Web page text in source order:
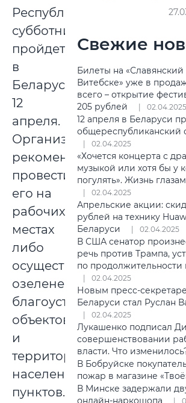
Республиканский
субботник
пройдет
в
Беларуси
12
апреля.
Организациям
рекомендовано
провести
его на
рабочих
местах
либо
осуществить
озеленение,
благоустройство
объектов
и
территорий
населенных
пунктов.
Свежие
Билеты на «Славянский
Витебске» уже в
всего – открытие
205 рублей
02.04.2025
12 апреля в Беларуси
общереспубликанский
02.04.2025
«Хочется концерта с
музыкой или хотя бы у
погулять». Жизнь
02.04.2025
Апрельские акции:
рублей на технику
Беларуси
02.04.2025
В США сенатор
речь против Трампа,
по продолжительности
02.04.2025
Новым пресс-
Беларуси стал Руслан
02.04.2025
Лукашенко подписал
совершенствовании
власти. Что
В Бобруйске
пожар в магазине
В Минске задержали
онлайн-наркошопа